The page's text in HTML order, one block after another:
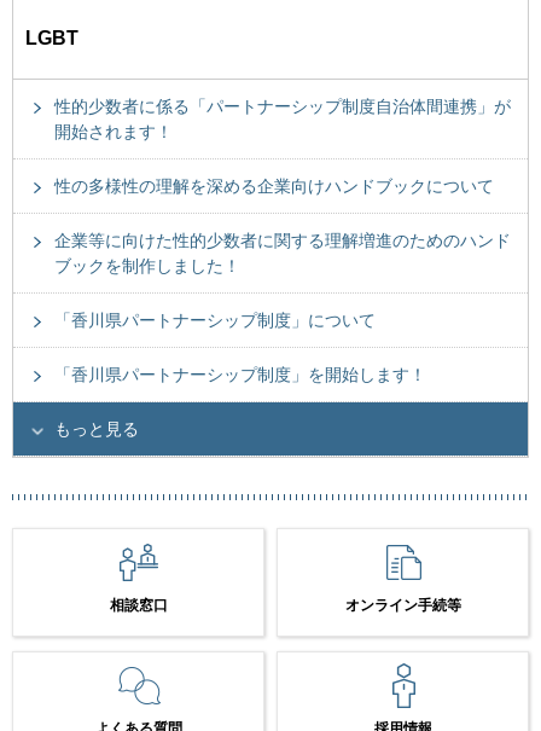
LGBT
性的少数者に係る「パートナーシップ制度自治体間連携」が
開始されます！
性の多様性の理解を深める企業向けハンドブックについて
企業等に向けた性的少数者に関する理解増進のためのハンド
ブックを制作しました！
「香川県パートナーシップ制度」について
「香川県パートナーシップ制度」を開始します！
もっと見る
相談窓口 オンライン手続等